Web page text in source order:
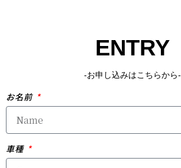
ENTRY
-お申し込みはこちらから-
お名前
車種